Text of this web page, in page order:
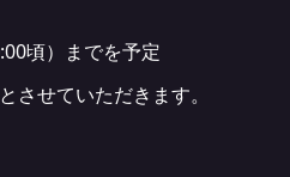
頃）までを予定
させていただきます。